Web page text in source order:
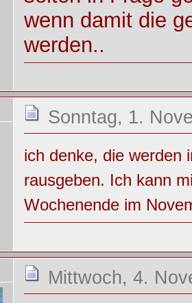
wenn damit die
werden..
Sonntag, 1.
ich denke, die werden
rausgeben. Ich kann
Wochenende im
Mittwoch, 4.